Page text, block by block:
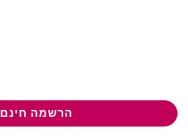
הרשמה חינם